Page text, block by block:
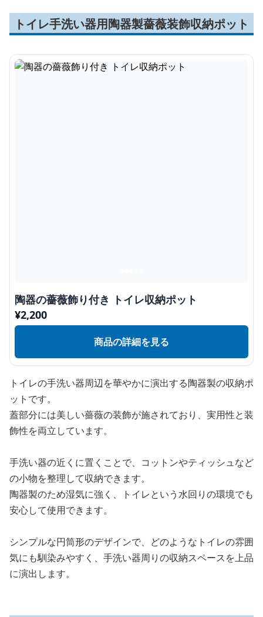
トイレ手洗い器用陶器製薔薇装飾収納ポット
陶器の薔薇飾り付き トイレ収納ポット
¥2,200
商品の詳細を見る
トイレの手洗い器周辺を華やかに演出する陶器製の収納ポ
ットです。
蓋部分には美しい薔薇の装飾が施されており、実用性と装
飾性を両立しています。
手洗い器の近くに置くことで、コットンやティッシュなど
の小物を整理して収納できます。
陶器製のため湿気に強く、トイレという水回りの環境でも
安心して使用できます。
シンプルな円筒形のデザインで、どのようなトイレの雰囲
気にも馴染みやすく、手洗い器周りの収納スペースを上品
に演出します。